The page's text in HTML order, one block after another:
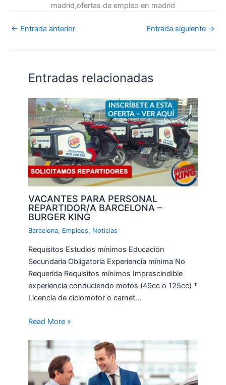
madrid,ofertas de empleo en madrid
← Entrada anterior Entrada siguiente →
Entradas relacionadas
VACANTES PARA PERSONAL
REPARTIDOR/A BARCELONA –
BURGER KING
Barcelona, Empleos, Noticias
Requisitos Estudios mínimos Educación
Secundaria Obligatoria Experiencia mínima No
Requerida Requisitos mínimos Imprescindible
experiencia conduciendo motos (49cc o 125cc) *
Licencia de ciclomotor o carnet…
Read More »